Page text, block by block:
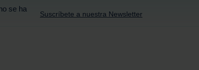
se ha
Suscríbete a nuestra Newsletter